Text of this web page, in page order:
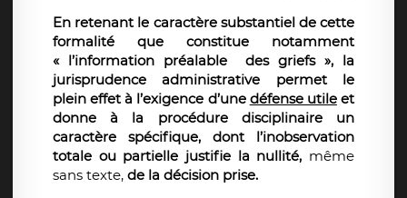
En retenant le caractère substantiel de cette
formalité que constitue notamment
« l’information préalable des griefs », la
jurisprudence administrative permet le
plein effet à l’exigence d’une défense utileet
donne à la procédure disciplinaire un
caractère spécifique, dont l’inobservation
totale ou partielle justifie la nullité, même
sans texte, de la décision prise.